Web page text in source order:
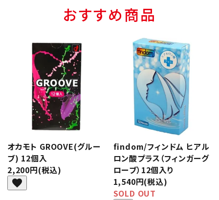
おすすめ商品
オカモト GROOVE(グルー
ブ) 12個入
2,200円(税込)
favorite
findom/フィンドム ヒアル
ロン酸プラス（フィンガーグ
ローブ）12個入り
1,540円(税込)
SOLD OUT